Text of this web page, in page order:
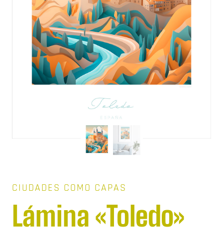
CIUDADES COMO CAPAS
Lámina «Toledo»